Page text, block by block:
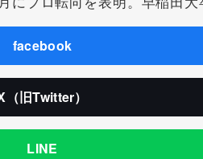
facebook
（旧Twitter）
LINE